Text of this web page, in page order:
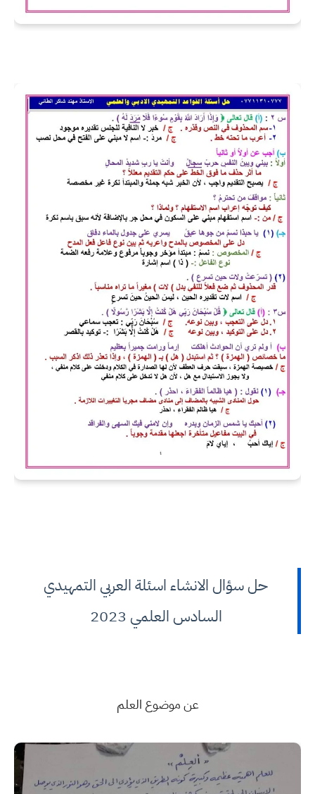
حل سؤال الانشاء اسئلة العربي التمهيدي
السادس العلمي 2023
عن موضوع العلم